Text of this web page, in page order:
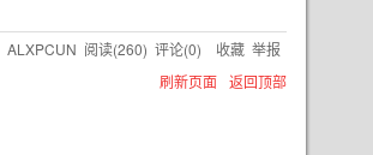
ALXPCUN 阅读(260) 评论(0) 收藏 举报
刷新页面 返回顶部